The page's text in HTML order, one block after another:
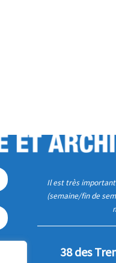
Il est très
(semaine/fin de
38 des